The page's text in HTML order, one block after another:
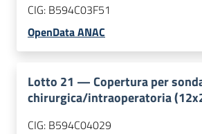
CIG: B594C03F51
OpenData ANAC
Lotto 21 —Copertura per
chirurgica/intraoperatoria
CIG: B594C04029